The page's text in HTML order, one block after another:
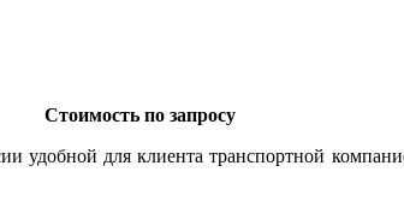
Стоимость по запросу
удобной для клиента транспортной